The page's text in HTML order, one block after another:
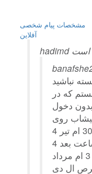
مشخصات پیام شخصی
آفلاين
نباشید
ای هستم که در
بدون دخول
روی
واژنم ریخته شده ، در روز 30 ام تیر 4
قرص ال دی خوردم و 12 ساعت بعد 4
تای دیگه ، (قرار بود 2 ام یا 3 ام مرداد
ال دی